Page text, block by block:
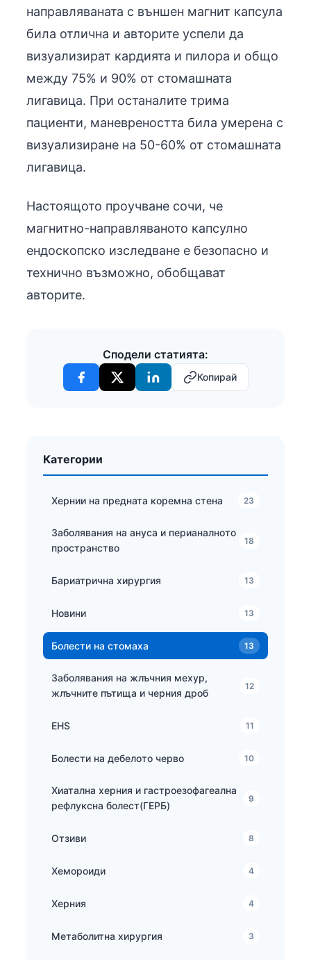
Категории
Хернии на предната коремна стена 23
Заболявания на ануса и перианалното
пространство
18
Бариатрична хирургия 13
Новини 13
Болести на стомаха 13
Заболявания на жлъчния мехур,
жлъчните пътища и черния дроб
12
EHS 11
Болести на дебелото черво 10
Хиатална херния и гастроезофагеална
рефлуксна болест(ГЕРБ)
9
Отзиви 8
Хемороиди 4
Херния 4
Метаболитна хирургия 3
направляваната с външен магнит капсула
била отлична и авторите успели да
визуализират кардията и пилора и общо
между 75% и 90% от стомашната
лигавица. При останалите трима
пациенти, маневреността била умерена с
визуализиране на 50-60% от стомашната
лигавица.
Настоящото проучване сочи, че
магнитно-направляваното капсулно
ендоскопско изследване е безопасно и
технично възможно, обобщават
авторите.
Сподели статията:
Копирай